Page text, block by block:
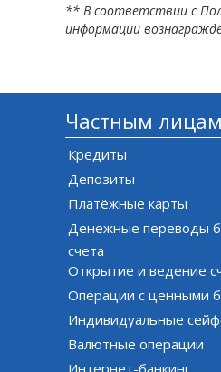
** В соответствии с
информации
Частным лицам
Кредиты
Депозиты
Платёжные карты
Денежные переводы
счета
Открытие и ведение
Операции с ценными
Индивидуальные
Валютные операции
Интернет-банкинг